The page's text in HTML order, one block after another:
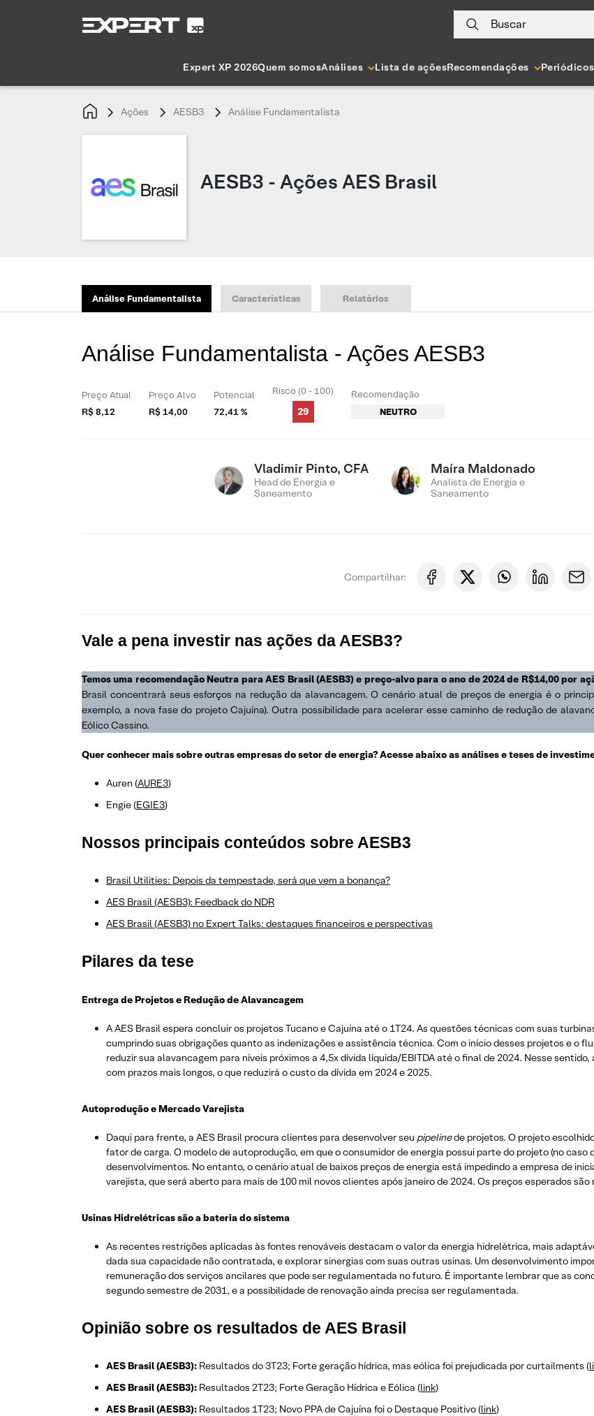
Buscar
Expert XP 2026Quem somosAnálises Lista de açõesRecomendações Periódicos
Ações AESB3 Análise Fundamentalista
AESB3 - Ações AES Brasil
Análise Fundamentalista Características Relatórios
Análise Fundamentalista - Ações AESB3
Preço Atual
R$ 8,12
Preço Alvo
R$ 14,00
Potencial
72,41 %
Risco (0 - 100)
29
Recomendação
NEUTRO
Vladimir Pinto, CFA
Head de Energia e
Saneamento
Maíra Maldonado
Analista de Energia e
Saneamento
Compartilhar:
Vale a pena investir nas ações da AESB3?
Temos uma recomendação Neutra para AES Brasil (AESB3) e preço-alvo para o ano de 2024 de R$14,00 por
Brasil concentrará seus esforços na redução da alavancagem. O cenário atual de preços de energia é o
exemplo, a nova fase do projeto Cajuína). Outra possibilidade para acelerar esse caminho de redução de
Eólico Cassino.
Quer conhecer mais sobre outras empresas do setor de energia? Acesse abaixo as análises e teses de
Auren (AURE3)
Engie (EGIE3)
Nossos principais conteúdos sobre AESB3
Brasil Utilities: Depois da tempestade, será que vem a bonança?
AES Brasil (AESB3): Feedback do NDR
AES Brasil (AESB3) no Expert Talks: destaques financeiros e perspectivas
Pilares da tese
Entrega de Projetos e Redução de Alavancagem
A AES Brasil espera concluir os projetos Tucano e Cajuína até o 1T24. As questões técnicas com suas
cumprindo suas obrigações quanto as indenizações e assistência técnica. Com o início desses projetos e o
reduzir sua alavancagem para níveis próximos a 4,5x dívida líquida/EBITDA até o final de 2024. Nesse
com prazos mais longos, o que reduzirá o custo da dívida em 2024 e 2025.
Autoprodução e Mercado Varejista
Daqui para frente, a AES Brasil procura clientes para desenvolver seu pipelinede projetos. O projeto
fator de carga. O modelo de autoprodução, em que o consumidor de energia possui parte do projeto (no caso
desenvolvimentos. No entanto, o cenário atual de baixos preços de energia está impedindo a empresa de
varejista, que será aberto para mais de 100 mil novos clientes após janeiro de 2024. Os preços esperados
Usinas Hidrelétricas são a bateria do sistema
As recentes restrições aplicadas às fontes renováveis destacam o valor da energia hidrelétrica, mais
dada sua capacidade não contratada, e explorar sinergias com suas outras usinas. Um desenvolvimento
remuneração dos serviços ancilares que pode ser regulamentada no futuro. É importante lembrar que as
segundo semestre de 2031, e a possibilidade de renovação ainda precisa ser regulamentada.
Opinião sobre os resultados de AES Brasil
AES Brasil (AESB3): Resultados do 3T23; Forte geração hídrica, mas eólica foi prejudicada por curtailments (l
AES Brasil (AESB3): Resultados 2T23; Forte Geração Hídrica e Eólica (link)
AES Brasil (AESB3): Resultados 1T23; Novo PPA de Cajuína foi o Destaque Positivo (link)